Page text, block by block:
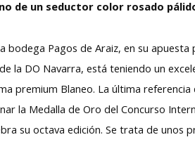
de un seductor color rosado
bodega Pagos de Araiz, en su apuesta
la DO Navarra, está teniendo un
premium Blaneo. La última referencia
la Medalla de Oro del Concurso
su octava edición. Se trata de unos